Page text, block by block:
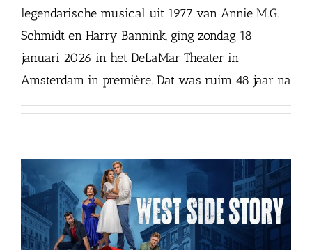
legendarische musical uit 1977 van Annie M.G.
Schmidt en Harry Bannink, ging zondag 18
januari 2026 in het DeLaMar Theater in
Amsterdam in première. Dat was ruim 48 jaar na